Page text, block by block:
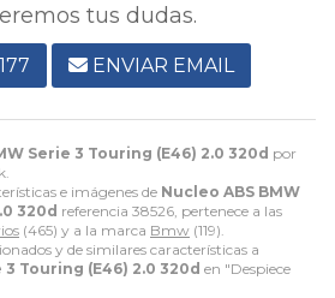
Serie 3 Touring (E46) 2.0 320d por
e imágenes de Nucleo ABS BMW
320d referencia 38526, pertenece a las
(465) y a la marca Bmw (119).
y de similares características a
Touring (E46) 2.0 320d en "Despiece
tus dudas.
ENVIAR EMAIL